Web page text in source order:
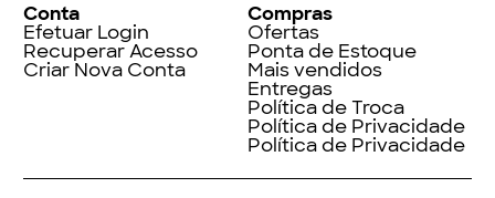
Conta
Efetuar Login
Recuperar Acesso
Criar Nova Conta
Compras
Ofertas
Ponta de Estoque
Mais vendidos
Entregas
Política de Troca
Política de Privacidade
Política de Privacidade